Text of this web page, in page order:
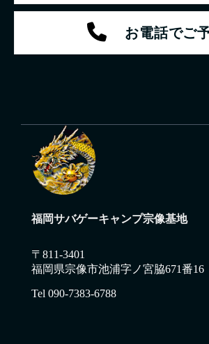
お電話でご
福岡サバゲーキャンプ宗像基地
〒811-3401
福岡県宗像市池浦字ノ宮脇671番16
Tel 090-7383-6788